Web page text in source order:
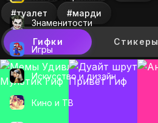
Знаменитости
Игры
Искусcтво и дизайн
Кино и ТВ
#туалет #марди
Гифки Стикеры